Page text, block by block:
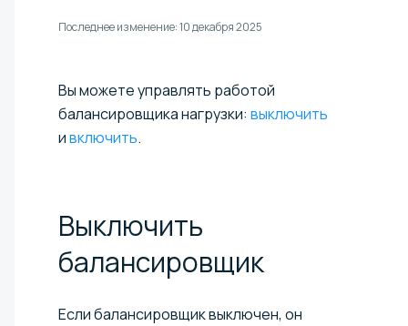
Последнее изменение:10 декабря 2025
Вы можете управлять работой
балансировщика нагрузки: выключить
ивключить.
Выключить
балансировщик
Если балансировщик выключен, он